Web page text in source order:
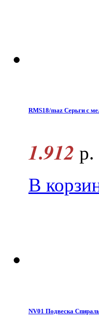
RMS18/maz Серьги с
1.912 р.
В
NV01 Подвеска